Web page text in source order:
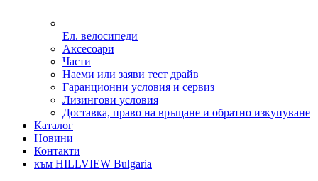
Ел. велосипеди
Аксесоари
Части
Наеми или заяви тест драйв
Гаранционни условия и сервиз
Лизингови условия
Доставка, право на връщане и обратно изкупуване
Каталог
Новини
Контакти
към HILLVIEW Bulgaria